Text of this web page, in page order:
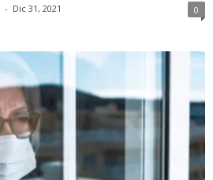
- Dic 31, 2021 0